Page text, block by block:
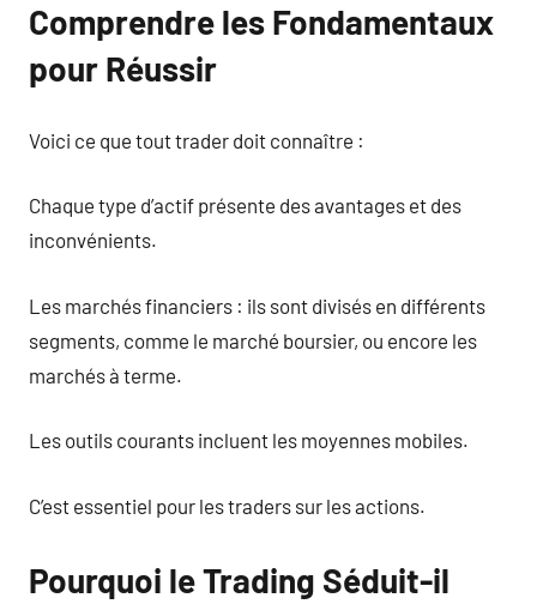
Comprendre les Fondamentaux
pour Réussir
Voici ce que tout trader doit connaître :
Chaque type d’actif présente des avantages et des
inconvénients.
Les marchés financiers : ils sont divisés en différents
segments, comme le marché boursier, ou encore les
marchés à terme.
Les outils courants incluent les moyennes mobiles.
C’est essentiel pour les traders sur les actions.
Pourquoi le Trading Séduit-il